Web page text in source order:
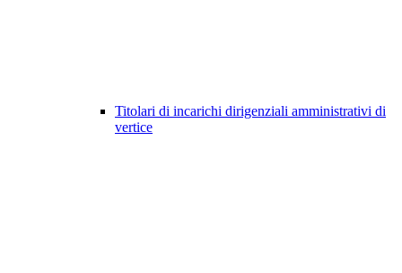
Titolari di incarichi dirigenziali amministrativi di
vertice